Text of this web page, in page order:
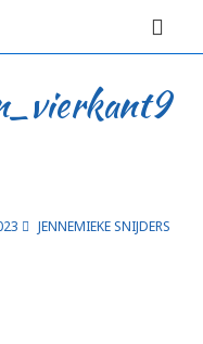
Hoofd
JENNEMIEKE SNIJDERS